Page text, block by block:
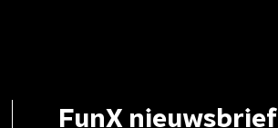
FunX nieuwsbrief